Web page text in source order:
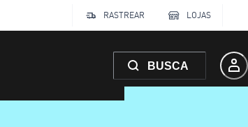
RASTREAR LOJAS
BUSCA